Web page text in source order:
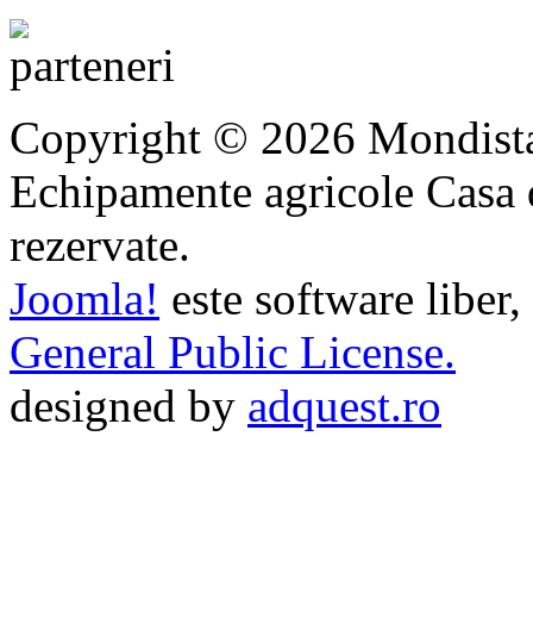
Copyright © 2026
Echipamente agricole
rezervate.
Joomla! este software
General Public License.
designed by adquest.ro